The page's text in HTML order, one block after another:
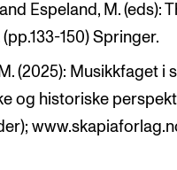
Espeland, M. (eds):
150) Springer.
(2025): Musikkfaget i
og historiske